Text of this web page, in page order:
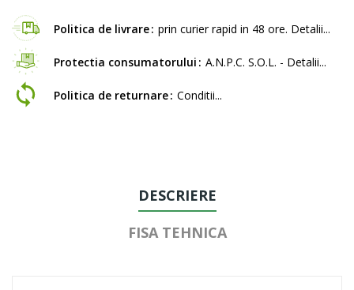
Politica de livrare prin curier rapid in 48 ore. Detalii...
Protectia consumatorului A.N.P.C. S.O.L. - Detalii...
Politica de returnare Conditii...
DESCRIERE
FISA TEHNICA